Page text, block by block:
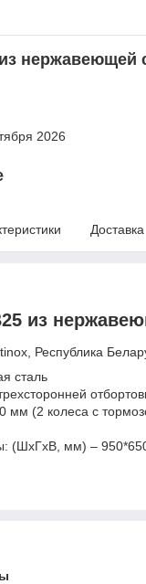
нержавеющей
2026
Доставка
из
Республика
сталь
мм (2 колеса с
(ШхГхВ, мм) –